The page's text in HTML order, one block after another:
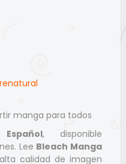
manga para todos
, disponible
Lee Bleach Manga
calidad de imagen